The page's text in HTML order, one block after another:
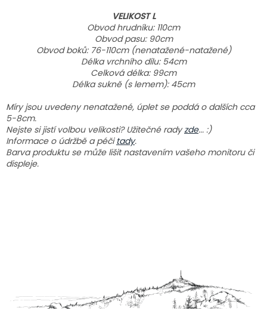
VELIKOST L
Obvod hrudníku: 110cm
Obvod pasu: 90cm
Obvod boků: 76-110cm (nenatažené-natažené)
Délka vrchního dílu: 54cm
Celková délka: 99cm
Délka sukně (s lemem): 45cm
Míry jsou uvedeny nenatažené, úplet se poddá o dalších cca
5-8cm.
Nejste si jistí volbou velikosti? Užitečné rady zde... :)
Informace o údržbě a péči tady.
Barva produktu se může lišit nastavením vašeho monitoru či
displeje.